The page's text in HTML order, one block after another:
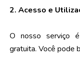
2. Acesso e
O nosso serviço
gratuita. Você pode